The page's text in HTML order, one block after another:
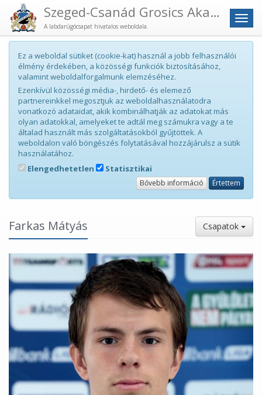
Menü
Szeged-Csanád Grosics Akadémia
A labdarúgócsapat hivatalos weboldala.
Ez a weboldal sütiket (cookie-kat) használ a jobb felhasználói
élmény érdekében, a közösségi funkciók biztosításához,
valamint weboldalforgalmunk elemzéséhez.
Ezenkívül közösségi média-, hirdető- és elemező
partnereinkkel megosztjuk az weboldalhasználatodra
vonatkozó adataidat, akik kombinálhatják az adatokat más
olyan adatokkal, amelyeket te adtál meg számukra vagy a te
általad használt más szolgáltatásokból gyűjtöttek. A
weboldalon való böngészés folytatásával hozzájárulsz a sütik
használatához.
Elengedhetetlen
Statisztikai
Bővebb információ Értettem
Farkas Mátyás Csapatok